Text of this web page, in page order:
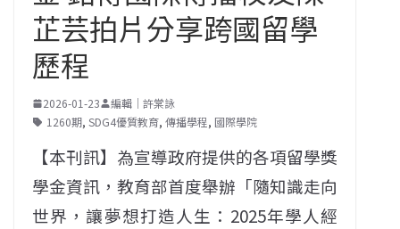
芷芸拍片分享跨國留學
歷程
2026-01-23
編輯｜許棠詠
1260期, SDG4優質教育, 傳播學程, 國際學院
【本刊訊】為宣導政府提供的各項留學獎
學金資訊，教育部首度舉辦「隨知識走向
世界，讓夢想打造人生：2025年學人經